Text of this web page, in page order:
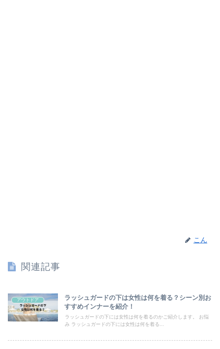
こん
関連記事
アウトドア
ラッシュガードの下は女性は何を着る？シーン別お
すすめインナーを紹介！
ラッシュガードの下には女性は何を着るのかご紹介します。 お悩
み ラッシュガードの下には女性は何を着る...